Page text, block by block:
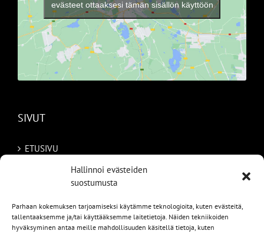
Hallinnoi evästeiden
suostumusta
Parhaan kokemuksen tarjoamiseksi käytämme teknologioita, kuten evästeitä,
tallentaaksemme ja/tai käyttääksemme laitetietoja. Näiden tekniikoiden
hyväksyminen antaa meille mahdollisuuden käsitellä tietoja, kuten
evästeet ottaaksesi tämän sisällön käyttöön
SIVUT
ETUSIVU
TILAA AUTO RUOTSISTA